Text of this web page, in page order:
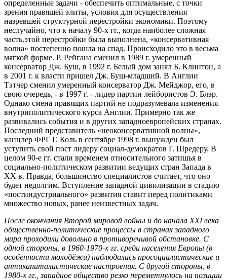
определенные задачи - обеспечить оптимальные, с точки
зрения правящей элиты, условия для осуществления
назревшей структурной перестройки экономики. Поэтому
неслучайно, что к началу 90-х гг., когда наиболее сложная
часть.этой перестройки была выполнена, «консервативная
волна» постепенно пошла на спад. Происходило это в весьма
мягкой форме. Р. Рейгана сменил в 1989 г. умеренный
консерватор Дж. Буш, в 1992 г. Белый дом занял Б. Клинтон, а
в 2001 г. к власти пришел Дж. Буш-младший. В Англии
Тэтчер сменил умеренный консерватор Дж. Мейджор, его, в
свою очередь, - в 1997 г. - лидер партии лейбористов Э. Блэр.
Однако смена правящих партий не подразумевала изменения
внутриполитического курса Англии. Примерно так же
развивались события и в других западноевропейских странах.
Последний представитель «неоконсервативной волны»,
канцлер ФРГ Г. Коль в сентябре 1998 г. вынужден был
уступить свой пост лидеру социал-демократов Г. Шредеру. В
целом 90-е гг. стали временем относительного затишья в
социально-политическом развитии ведущих стран Запада в
XX в. Правда, большинство специалистов считает, что оно
будет недолгим. Вступление западной цивилизации в стадию
«постиндустриального» развития ставит перед политиками
множество новых, ранее неизвестных задач.
После окончания Второй мировой войны и до начала XXI века
общественно-политические процессы в странах западного
мира проходили довольно в противоречивой обстановке. С
одной стороны, в 1960-1970-х гг. среди населения Европы (в
особенности молодёжи) наблюдались просоциалистические и
антикапиталистические настроения. С другой стороны, в
1980-х гг., западное общество резко переметнулось на позиции